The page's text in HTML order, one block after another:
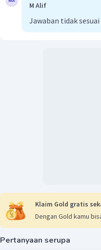
M Alif
Jawaban tidak sesuai
Klaim Gold gratis
Dengan Gold kamu
Pertanyaan serupa